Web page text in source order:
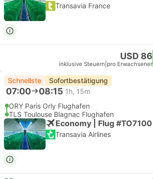
Transavia France
USD 86
inklusive Steuern pro Erwachsener
Schnellste Sofortbestätigung
07:00 08:15 1h, 15m
ORY Paris Orly Flughafen
TLS Toulouse Blagnac Flughafen
Economy | Flug #TO7100
Transavia Airlines